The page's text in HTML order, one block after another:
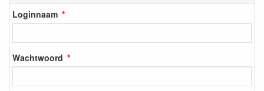
Loginnaam
Wachtwoord